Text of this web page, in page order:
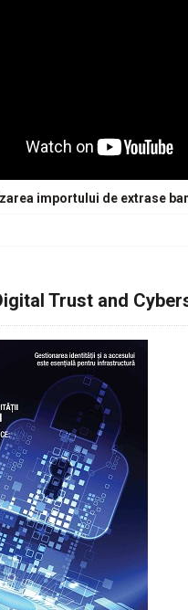
importului de extrase
Trust and